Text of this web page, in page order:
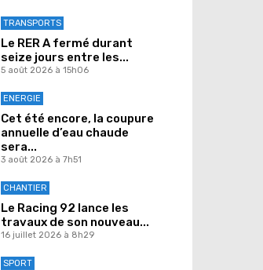
TRANSPORTS
Le RER A fermé durant
seize jours entre les...
5 août 2026 à 15h06
ENERGIE
Cet été encore, la coupure
annuelle d’eau chaude
sera...
3 août 2026 à 7h51
CHANTIER
Le Racing 92 lance les
travaux de son nouveau...
16 juillet 2026 à 8h29
SPORT